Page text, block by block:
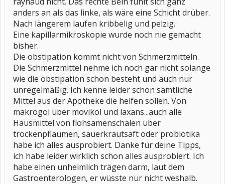
anders an als das linke, als wäre eine Schicht drüber.
Nach längerem laufen kribbelig und pelzig.
Eine kapillarmikroskopie wurde noch nie gemacht
bisher.
Die obstipation kommt nicht von Schmerzmitteln.
Die Schmerzmittel nehme ich noch gar nicht solange
wie die obstipation schon besteht und auch nur
unregelmäßig. Ich kenne leider schon sämtliche
Mittel aus der Apotheke die helfen sollen. Von
makrogol über movikol und laxans...auch alle
Hausmittel von flohsamenschalen über
trockenpflaumen, sauerkrautsaft oder probiotika
habe ich alles ausprobiert. Danke für deine Tipps,
ich habe leider wirklich schon alles ausprobiert. Ich
habe einen unheimlich trägen darm, laut dem
Gastroenterologen, er wüsste nur nicht weshalb.